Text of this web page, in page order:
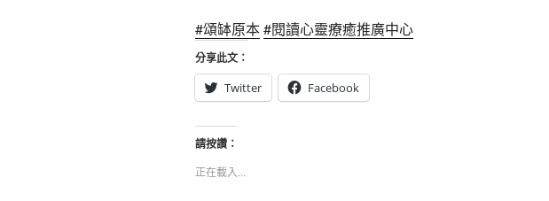
#頌缽原本#閱讀心靈療癒推廣中心
分享此文：
Twitter
Facebook
請按讚：
正在載入...